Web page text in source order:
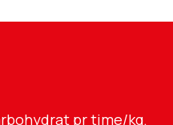
pr time/kg.